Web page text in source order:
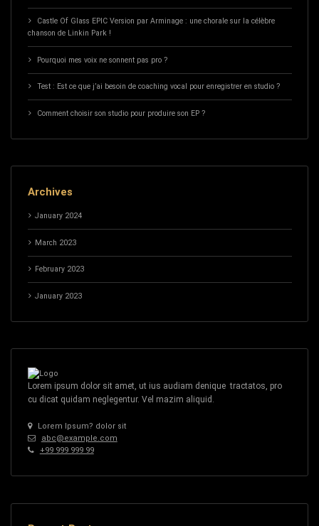
Castle Of Glass EPIC Version par Arminage : une chorale sur la célèbre
chanson de Linkin Park !
Pourquoi mes voix ne sonnent pas pro ?
Test : Est ce que j’ai besoin de coaching vocal pour enregistrer en studio ?
Comment choisir son studio pour produire son EP ?
Archives
January 2024
March 2023
February 2023
January 2023
Lorem ipsum dolor sit amet, ut ius audiam denique tractatos, pro
cu dicat quidam neglegentur. Vel mazim aliquid.
Lorem Ipsum? dolor sit
abc@example.com
+99 999 999 99